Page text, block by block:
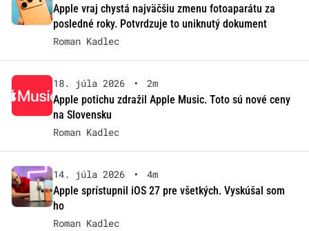
Apple vraj chystá najväčšiu zmenu fotoaparátu za
posledné roky. Potvrdzuje to uniknutý dokument
Roman Kadlec
18. júla 2026 •
2m
Apple potichu zdražil Apple Music. Toto sú nové ceny
na Slovensku
Roman Kadlec
14. júla 2026 •
4m
Apple sprístupnil iOS 27 pre všetkých. Vyskúšal som
ho
Roman Kadlec